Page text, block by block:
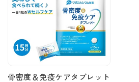
骨密度＆免疫ケアタブレット